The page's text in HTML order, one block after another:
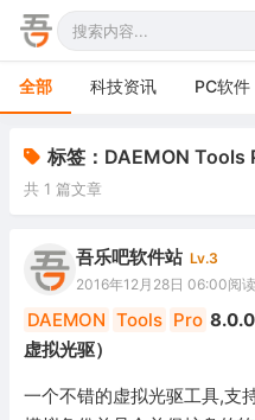
全部 科技资讯 PC软件
办公软件
网络软件
图形图像
游戏娱乐
安全防御
手机软件
电视软件
车机软件
标签：DAEMON Tools
共 1 篇文章
吾乐吧软件站 Lv.3
2016年12月28日 06:00阅
DAEMON Tools Pro 8.0.0
虚拟光驱）
一个不错的虚拟光驱工具,支